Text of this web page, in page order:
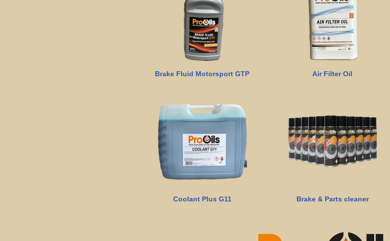
Brake Fluid Motorsport GTP Air Filter Oil
Coolant Plus G11 Brake & Parts cleaner